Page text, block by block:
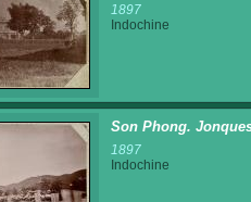
1897
Indochine
Son Phong.
1897
Indochine